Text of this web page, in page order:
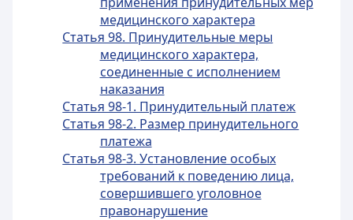
медицинского характера
Статья 98. Принудительные меры
медицинского характера,
соединенные с исполнением
наказания
Статья 98-1. Принудительный платеж
Статья 98-2. Размер принудительного
платежа
Статья 98-3. Установление особых
требований к поведению лица,
совершившего уголовное
правонарушение